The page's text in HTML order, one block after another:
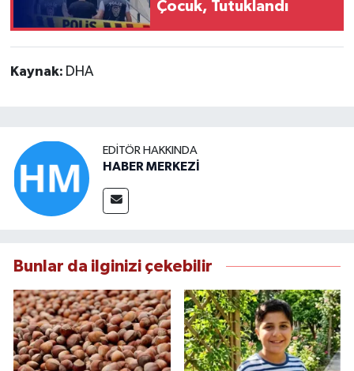
Çocuk, Tutuklandı
Kaynak: DHA
EDITÖR HAKKINDA
HABER MERKEZİ
Bunlar da ilginizi çekebilir